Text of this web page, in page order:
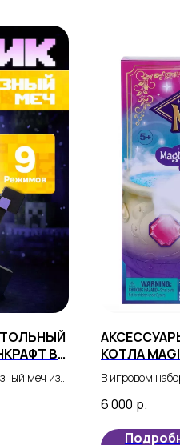
В
меч из
КОТЛА
В игровом
заклинания»:
инструкции,
6 000 р.